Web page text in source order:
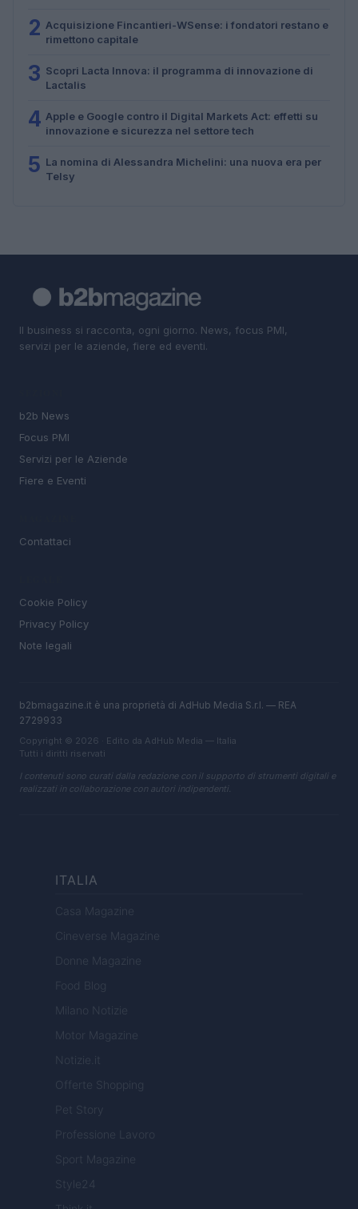
2 Acquisizione Fincantieri-WSense: i fondatori restano e
rimettono capitale
3 Scopri Lacta Innova: il programma di innovazione di
Lactalis
4 Apple e Google contro il Digital Markets Act: effetti su
innovazione e sicurezza nel settore tech
5 La nomina di Alessandra Michelini: una nuova era per
Telsy
Il business si racconta, ogni giorno. News, focus PMI,
servizi per le aziende, fiere ed eventi.
b2b News
Focus PMI
Servizi per le Aziende
Fiere e Eventi
Contattaci
Cookie Policy
Privacy Policy
Note legali
b2bmagazine.it è una proprietà di AdHub Media S.r.l. — REA
2729933
Copyright © 2026 · Edito da AdHub Media — Italia
Tutti i diritti riservati
I contenuti sono curati dalla redazione con il supporto di strumenti digitali e
realizzati in collaborazione con autori indipendenti.
ITALIA
Casa Magazine
Cineverse Magazine
Donne Magazine
Food Blog
Milano Notizie
Motor Magazine
Notizie.it
Offerte Shopping
Pet Story
Professione Lavoro
Sport Magazine
Style24